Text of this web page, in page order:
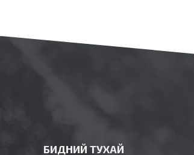
БИДНИЙ ТУХАЙ